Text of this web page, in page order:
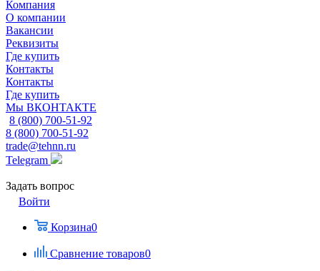
Компания
О компании
Вакансии
Реквизиты
Где купить
Контакты
Контакты
Где купить
Мы ВКОНТАКТЕ
8 (800) 700-51-92
8 (800) 700-51-92
trade@tehnn.ru
Telegram
Задать вопрос
Войти
Корзина0
Сравнение товаров0